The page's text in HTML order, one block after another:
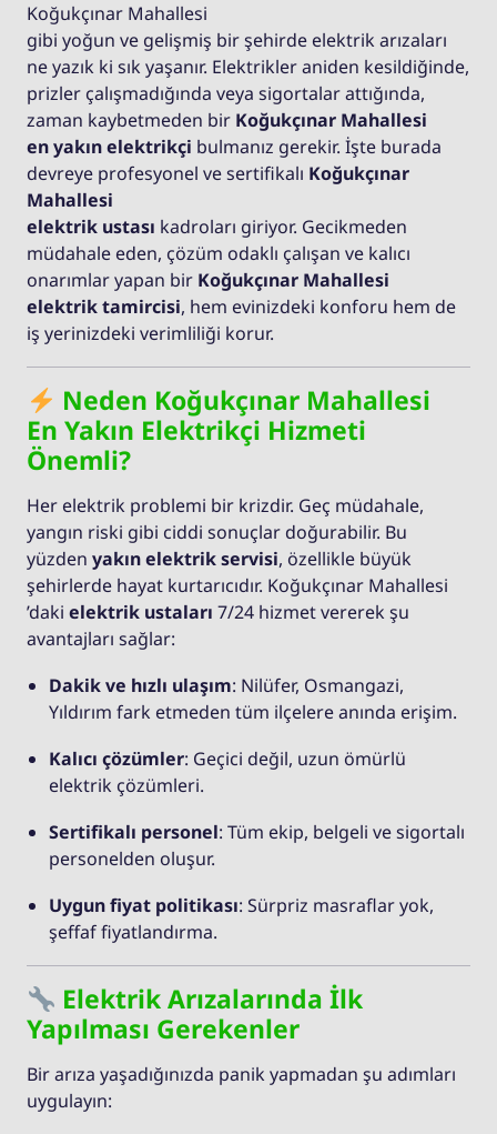
Koğukçınar Mahallesi
gibi yoğun ve gelişmiş bir şehirde elektrik arızaları
ne yazık ki sık yaşanır. Elektrikler aniden kesildiğinde,
prizler çalışmadığında veya sigortalar attığında,
zaman kaybetmeden bir Koğukçınar Mahallesi
en yakın elektrikçi bulmanız gerekir. İşte burada
devreye profesyonel ve sertifikalı Koğukçınar
Mahallesi
elektrik ustası kadroları giriyor. Gecikmeden
müdahale eden, çözüm odaklı çalışan ve kalıcı
onarımlar yapan bir Koğukçınar Mahallesi
elektrik tamircisi, hem evinizdeki konforu hem de
iş yerinizdeki verimliliği korur.
Neden Koğukçınar Mahallesi
En Yakın Elektrikçi Hizmeti
Önemli?
Her elektrik problemi bir krizdir. Geç müdahale,
yangın riski gibi ciddi sonuçlar doğurabilir. Bu
yüzden yakın elektrik servisi, özellikle büyük
şehirlerde hayat kurtarıcıdır. Koğukçınar Mahallesi
’daki elektrik ustaları 7/24 hizmet vererek şu
avantajları sağlar:
Dakik ve hızlı ulaşım: Nilüfer, Osmangazi,
Yıldırım fark etmeden tüm ilçelere anında erişim.
Kalıcı çözümler: Geçici değil, uzun ömürlü
elektrik çözümleri.
Sertifikalı personel: Tüm ekip, belgeli ve sigortalı
personelden oluşur.
Uygun fiyat politikası: Sürpriz masraflar yok,
şeffaf fiyatlandırma.
Elektrik Arızalarında İlk
Yapılması Gerekenler
Bir arıza yaşadığınızda panik yapmadan şu adımları
uygulayın: